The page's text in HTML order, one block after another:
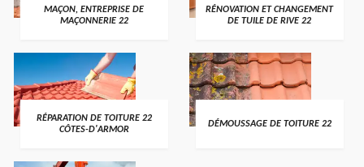
MAÇON, ENTREPRISE DE
MAÇONNERIE 22
RÉNOVATION ET CHANGEMENT
DE TUILE DE RIVE 22
RÉPARATION DE TOITURE 22
CÔTES-D'ARMOR
DÉMOUSSAGE DE TOITURE 22